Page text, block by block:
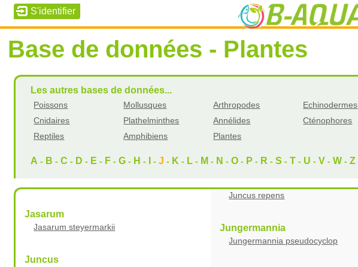
Base de données - Plantes
Les autres bases de données...
Poissons Mollusques Arthropodes
Echinodermes
Cnidaires
Plathelminthes Annélides
Cténophores
Reptiles
Amphibiens Plantes
A - B -C - D - E - F -G - H - -J - K - L - M - N -O - P - R -S -T - U -V -W -Z
Jasarum
Jasarum steyermarkii
Juncus
Juncus repens
Jungermannia
Jungermannia pseudocyclop